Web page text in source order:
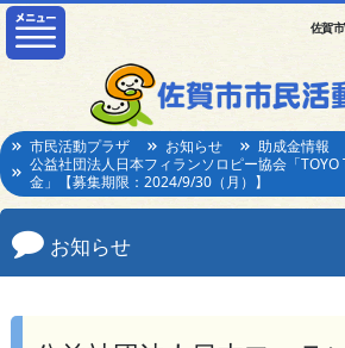
佐賀
市民活動プラザ お知らせ
助成金情報
公益社団法人日本フィランソロピー協会「TOYO
金」【募集期限：2024/9/30（月）】
お知らせ